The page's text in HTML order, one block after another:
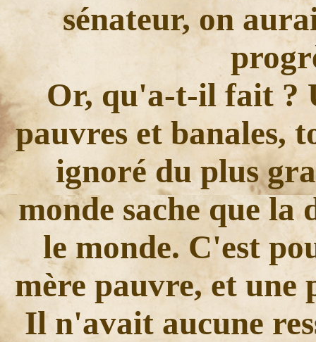
sénateur, on
Or, qu'a-t-il fait ?
pauvres et banales,
ignoré du plus
monde sache que la
le monde. C'est
mère pauvre, et une
Il n'avait aucune